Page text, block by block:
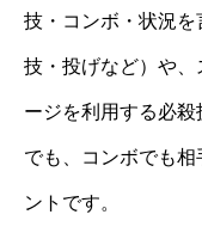
技・コンボ・状況
技・投げなど）や
ージを利用する必
でも、コンボでも
ントです。